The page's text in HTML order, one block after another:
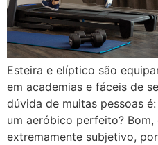
Esteira e elíptico são
em academias e fáceis de
dúvida de muitas pessoas
um aeróbico perfeito? Bom,
extremamente subjetivo,